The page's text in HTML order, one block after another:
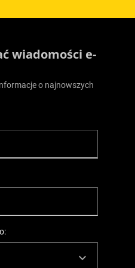
wiadomości e-
o najnowszych